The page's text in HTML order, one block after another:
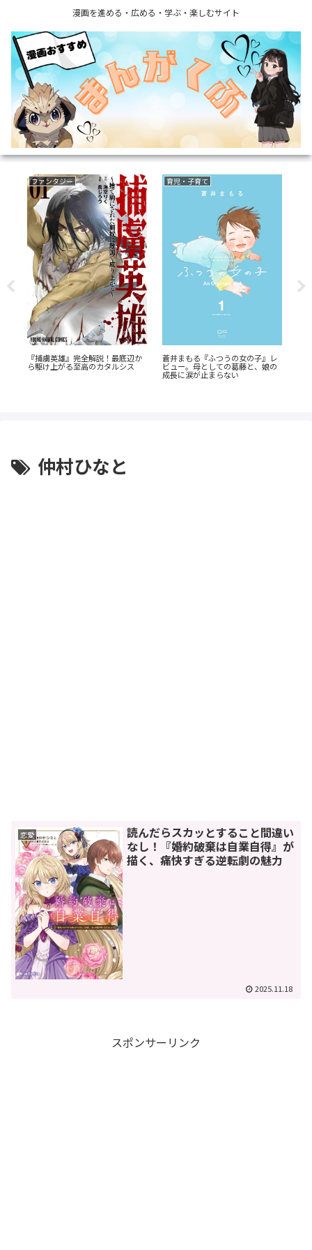
漫画を進める・広める・学ぶ・楽しむサイト
ファンタジー
『捕虜英雄』完全解説！最底辺か
ら駆け上がる至高のカタルシス
育児・子育て
蒼井まもる『ふつうの女の子』レ
ビュー。母としての葛藤と、娘の
成長に涙が止まらない
仲村ひなと
恋愛
読んだらスカッとすること間違い
なし！『婚約破棄は自業自得』が
描く、痛快すぎる逆転劇の魅力
2025.11.18
スポンサーリンク